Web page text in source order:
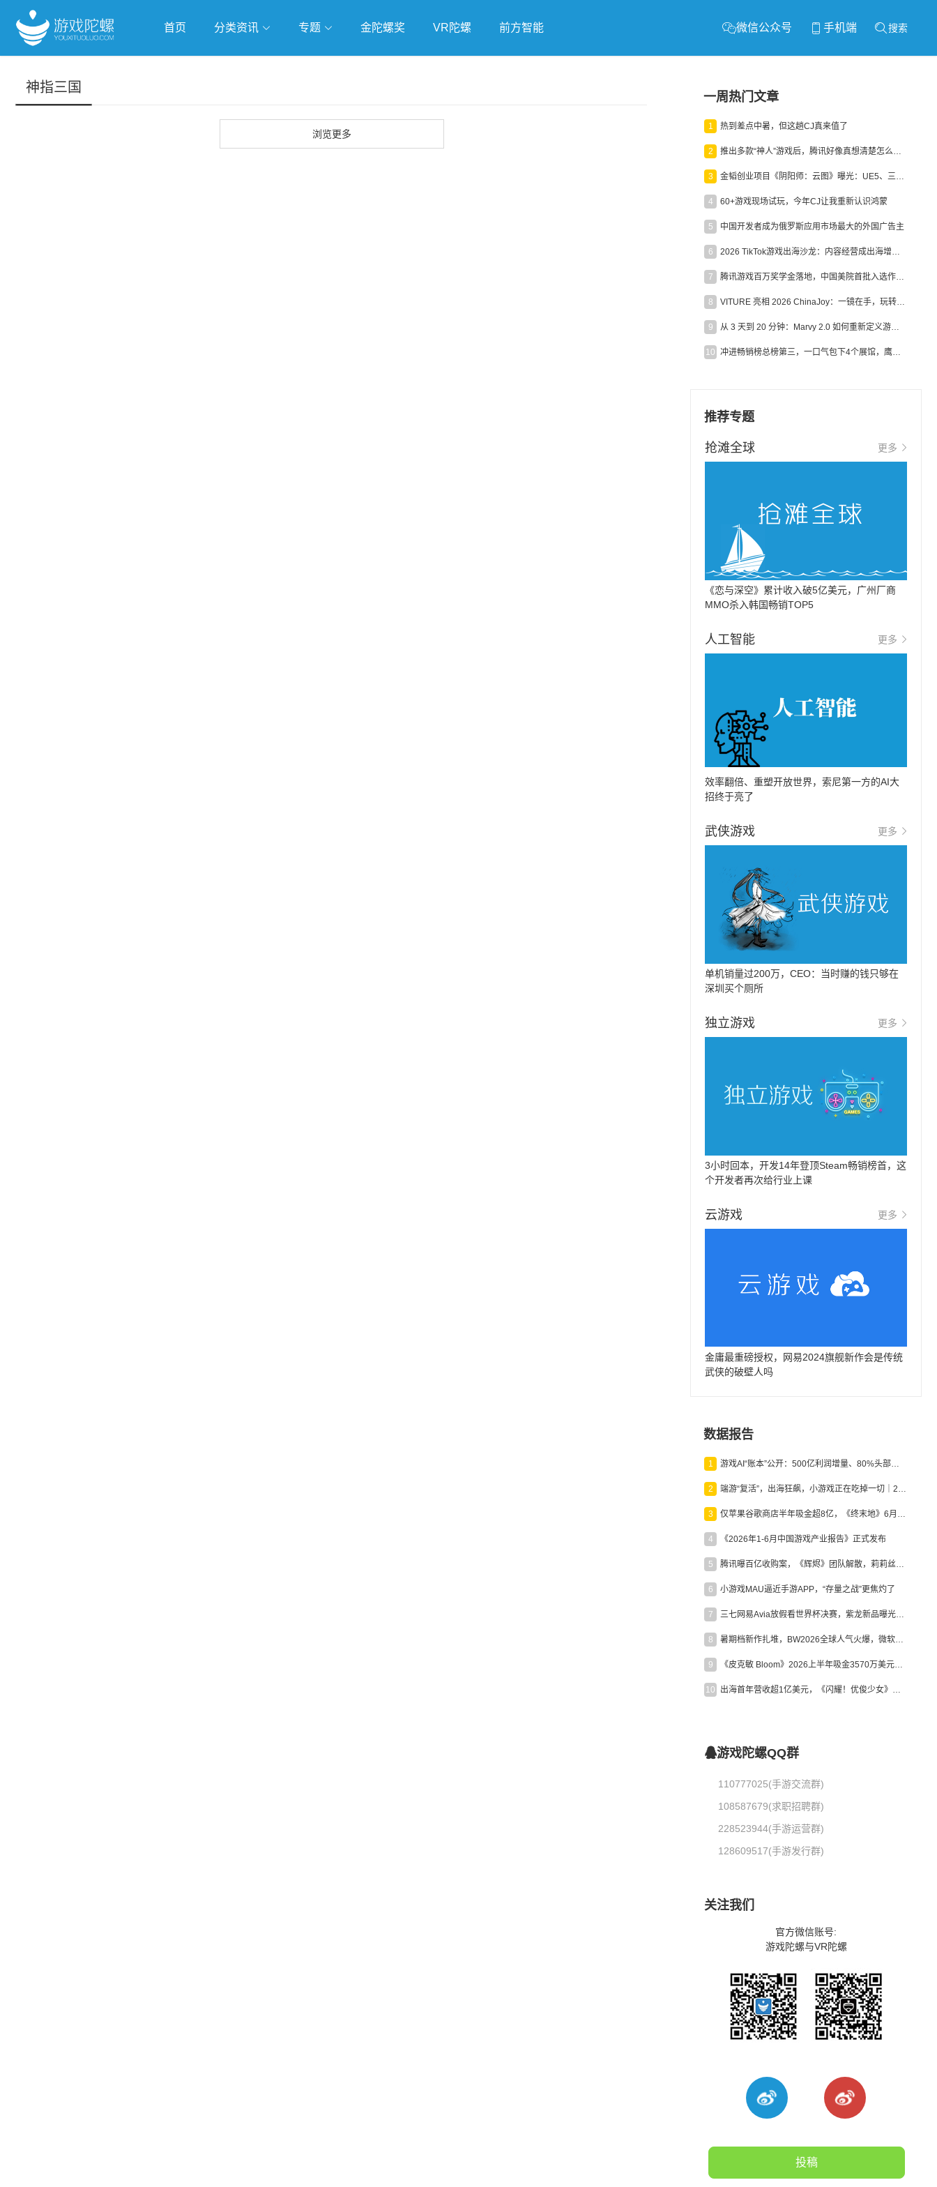
首页 分类资讯 专题 金陀螺奖 VR陀螺 前方智能 微信公众号 手机端 搜索
神指三国
浏览更多
一周热门文章
1 热到差点中暑，但这趟CJ真来值了
2 推出多款“神人”游戏后，腾讯好像真想清楚怎么做二次元了
3 金韬创业项目《阴阳师：云图》曝光：UE5、三端互通、ARPG
4 60+游戏现场试玩，今年CJ让我重新认识鸿蒙
5 中国开发者成为俄罗斯应用市场最大的外国广告主
6 2026 TikTok游戏出海沙龙：内容经营成出海增长新引擎
7 腾讯游戏百万奖学金落地，中国美院首批入选作品获业内关注
8 VITURE 亮相 2026 ChinaJoy：一镜在手，玩转全场！
9 从 3 天到 20 分钟：Marvy 2.0 如何重新定义游戏出海营销效率？
10 冲进畅销榜总榜第三，一口气包下4个展馆，鹰角把嘉年华做爆了
推荐专题
抢滩全球 更多
《恋与深空》累计收入破5亿美元，广州厂商
MMO杀入韩国畅销TOP5
人工智能 更多
效率翻倍、重塑开放世界，索尼第一方的AI大
招终于亮了
武侠游戏 更多
单机销量过200万，CEO：当时赚的钱只够在
深圳买个厕所
独立游戏 更多
3小时回本，开发14年登顶Steam畅销榜首，这
个开发者再次给行业上课
云游戏 更多
金庸最重磅授权，网易2024旗舰新作会是传统
武侠的破壁人吗
数据报告
1 游戏AI“账本”公开：500亿利润增量、80%头部入局，谁在闷声发财？
2 端游“复活”，出海狂飙，小游戏正在吃掉一切｜2026上半年产业报告
3 仅苹果谷歌商店半年吸金超8亿，《终末地》6月份收入显著回暖
4 《2026年1-6月中国游戏产业报告》正式发布
5 腾讯曝百亿收购案，《辉烬》团队解散，莉莉丝新作曝光｜陀螺周报
6 小游戏MAU逼近手游APP，“存量之战”更焦灼了
7 三七网易Avia放假看世界杯决赛，紫龙新品曝光，米哈游新作上线 | 陀螺周报
8 暑期档新作扎堆，BW2026全球人气火爆，微软XBOX大裁员|陀螺周报
9 《皮克敏 Bloom》2026上半年吸金3570万美元，中国台湾成最大市场
10 出海首年营收超1亿美元，《闪耀！优俊少女》美国市场占比达七成
游戏陀螺QQ群
110777025(手游交流群)
108587679(求职招聘群)
228523944(手游运营群)
128609517(手游发行群)
关注我们
官方微信账号:
游戏陀螺与VR陀螺
投稿